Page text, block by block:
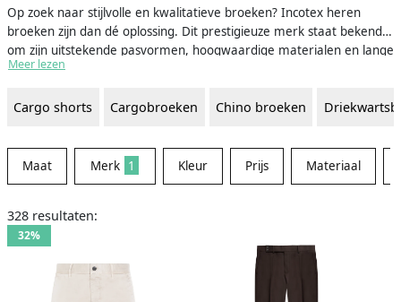
Op zoek naar stijlvolle en kwalitatieve broeken? Incotex heren
broeken zijn dan dé oplossing. Dit prestigieuze merk staat bekend
om zijn uitstekende pasvormen, hoogwaardige materialen en lange
levensduur. Met Incotex haal je dus niet alleen een prachtig item in
dat je hier terecht kunt voor zowel casual als zakelijke broeken.
Incotex heren broeken!
Meer lezen
Cargo shorts Cargobroeken Chino broeken
Maat Merk 1 Kleur Prijs Materiaal
328 resultaten:
32%